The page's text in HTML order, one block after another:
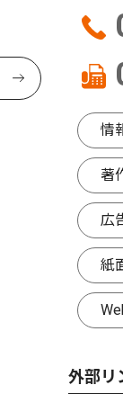
情
著
広
紙
外部リ